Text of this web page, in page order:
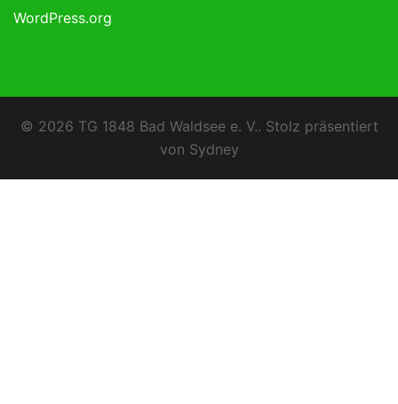
WordPress.org
© 2026 TG 1848 Bad Waldsee e. V.. Stolz präsentiert
von Sydney